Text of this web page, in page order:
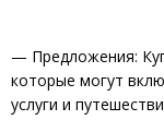
— Предложения:
которые могут
услуги и